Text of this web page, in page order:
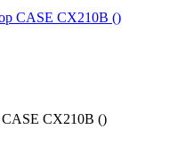
CASE CX210B ()